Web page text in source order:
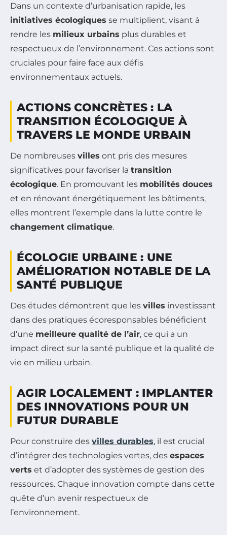
Dans un contexte d’urbanisation rapide, les
initiatives écologiques se multiplient, visant à
rendre les milieux urbains plus durables et
respectueux de l’environnement. Ces actions sont
cruciales pour faire face aux défis
environnementaux actuels.
ACTIONS CONCRÈTES : LA
TRANSITION ÉCOLOGIQUE À
TRAVERS LE MONDE URBAIN
De nombreuses villes ont pris des mesures
significatives pour favoriser la transition
écologique. En promouvant les mobilités douces
et en rénovant énergétiquement les bâtiments,
elles montrent l’exemple dans la lutte contre le
changement climatique.
ÉCOLOGIE URBAINE : UNE
AMÉLIORATION NOTABLE DE LA
SANTÉ PUBLIQUE
Des études démontrent que les villes investissant
dans des pratiques écoresponsables bénéficient
d’une meilleure qualité de l’air, ce qui a un
impact direct sur la santé publique et la qualité de
vie en milieu urbain.
AGIR LOCALEMENT : IMPLANTER
DES INNOVATIONS POUR UN
FUTUR DURABLE
Pour construire des villes durables, il est crucial
d’intégrer des technologies vertes, des espaces
verts et d’adopter des systèmes de gestion des
ressources. Chaque innovation compte dans cette
quête d’un avenir respectueux de
l’environnement.